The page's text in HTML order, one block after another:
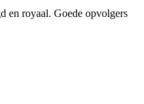
en royaal. Goede opvolgers